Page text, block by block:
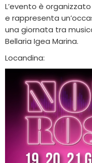
L’evento è
e rappresenta
una giornata tra
Bellaria Igea Marina.
Locandina: